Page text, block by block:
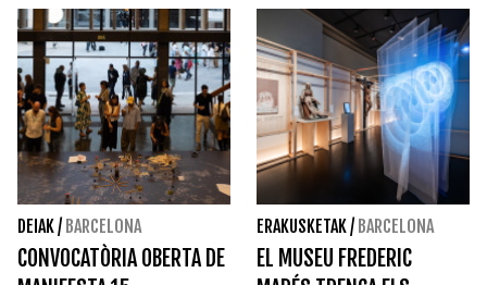
DEIAK/ BARCELONA
CONVOCATÒRIA OBERTA DE
ERAKUSKETAK/ BARCELONA
EL MUSEU FREDERIC